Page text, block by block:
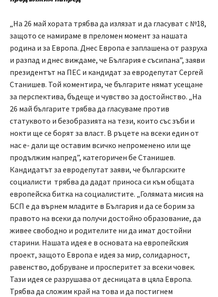
„На 26 май хората трябва да излязат и да гласуват с №18,
защото се намираме в преломен момент за нашата
родина и за Европа. Днес Европа е заплашена от разруха
и разпад и днес виждаме, че България е съсипана”, заяви
президентът на ПЕС и кандидат за евродепутат Сергей
Станишев. Той коментира, че българите нямат усещане
за перспектива, бъдеще и чувство за достойнство. „На
26 май българите трябва да гласуваме против
статуквото и безобразията на тези, които със зъби и
нокти ще се борят за власт. В ръцете на всеки един от
нас е- дали ще оставим всичко непроменено или ще
продължим напред”, категоричен бе Станишев.
Кандидатът за евродепутат заяви, че българските
социалисти трябва да дадат приноса си към общата
европейска битка на социалистите. „Голямата мисия на
БСП е да върнем младите в България и да се борим за
правото на всеки да получи достойно образование, да
живее свободно и родителите ни да имат достойни
старини. Нашата идея е в основата на европейския
проект, защото Европа е идея за мир, солидарност,
равенство, добруване и просперитет за всеки човек.
Тази идея се разрушава от десницата в цяла Европа.
Трябва да сложим край на това и да постигнем